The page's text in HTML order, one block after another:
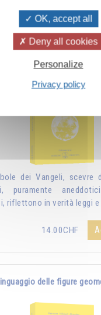
Nuova luce sui vangeli
dei Vangeli, scevre
puramente
riflettono in verità leggi e
14.00CHF
delle figure
OK, accept all
Deny all cookies
Personalize
Privacy policy